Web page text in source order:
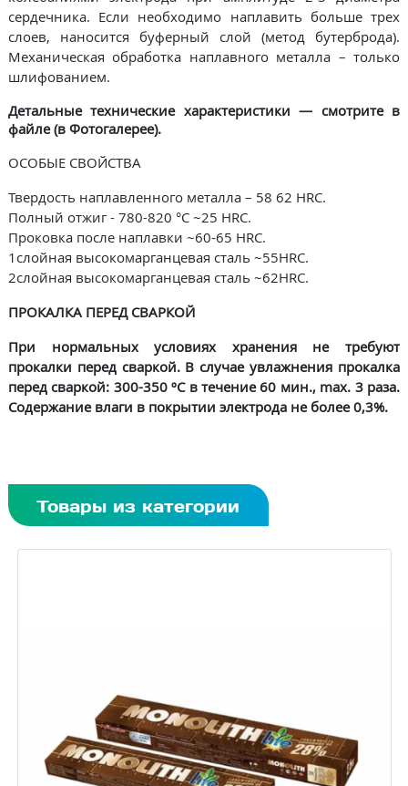
сердечника. Если необходимо наплавить больше трех
слоев, наносится буферный слой (метод бутерброда).
Механическая обработка наплавного металла – только
шлифованием.
Детальные технические характеристики — смотрите в
файле (в Фотогалерее).
ОСОБЫЕ СВОЙСТВА
Твердость наплавленного металла – 58 62 HRС.
Полный отжиг - 780-820 °С ~25 HRC.
Проковка после наплавки ~60-65 HRC.
1слойная высокомарганцевая сталь ~55HRC.
2слойная высокомарганцевая сталь ~62HRC.
ПРОКАЛКА ПЕРЕД СВАРКОЙ
При нормальных условиях хранения не требуют
прокалки перед сваркой. В случае увлажнения прокалка
перед сваркой: 300-350 ºC в течение 60 мин., max. 3 раза.
Содержание влаги в покрытии электрода не более 0,3%.
Товары из категории